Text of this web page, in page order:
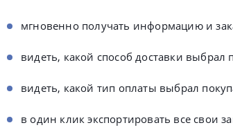
мгновенно получать информацию и
видеть, какой способ доставки выбрал
видеть, какой тип оплаты выбрал
в один клик экспортировать все свои